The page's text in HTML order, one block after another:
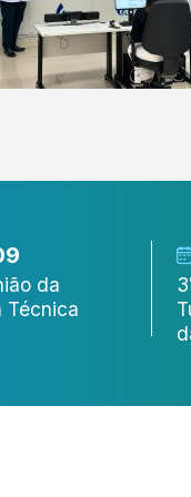
de
e Aventura